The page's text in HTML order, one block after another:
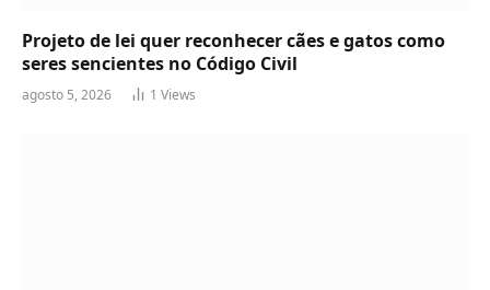
Projeto de lei quer reconhecer cães e gatos como
seres sencientes no Código Civil
agosto 5, 2026 1 Views